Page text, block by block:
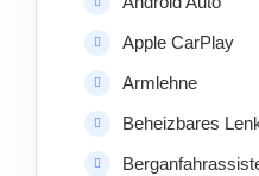
Apple CarPlay
Armlehne
Beheizbares